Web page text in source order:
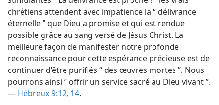
chrétiens attendent avec impatience la “ délivrance
éternelle ” que Dieu a promise et qui est rendue
possible grâce au sang versé de Jésus Christ. La
meilleure façon de manifester notre profonde
reconnaissance pour cette espérance précieuse est de
continuer d’être purifiés “ des œuvres mortes ”. Nous
pourrons ainsi “ offrir un service sacré au Dieu vivant ”.
— Hébreux 9:12, 14.